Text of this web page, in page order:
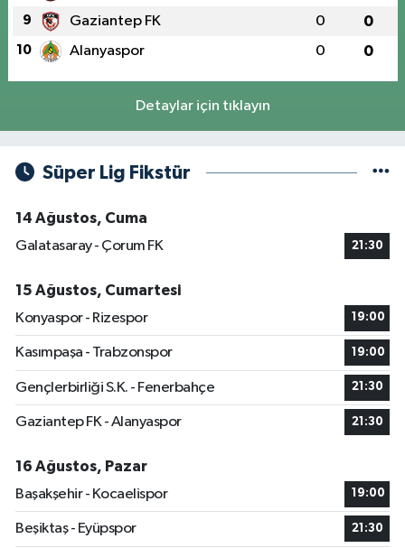
9 Gaziantep FK 0 0
10 Alanyaspor 0 0
Detaylar için tıklayın
Süper Lig Fikstür
14 Ağustos, Cuma
Galatasaray - Çorum FK
21:30
15 Ağustos, Cumartesi
Konyaspor - Rizespor
19:00
Kasımpaşa - Trabzonspor 19:00
Gençlerbirliği S.K. - Fenerbahçe 21:30
Gaziantep FK - Alanyaspor 21:30
16 Ağustos, Pazar
Başakşehir - Kocaelispor
19:00
Beşiktaş - Eyüpspor 21:30